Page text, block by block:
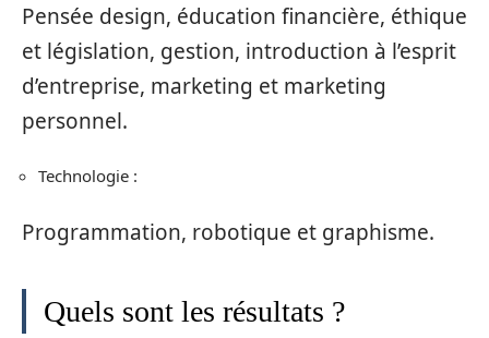
Pensée design, éducation financière, éthique
et législation, gestion, introduction à l’esprit
d’entreprise, marketing et marketing
personnel.
Technologie :
Programmation, robotique et graphisme.
Quels sont les résultats ?